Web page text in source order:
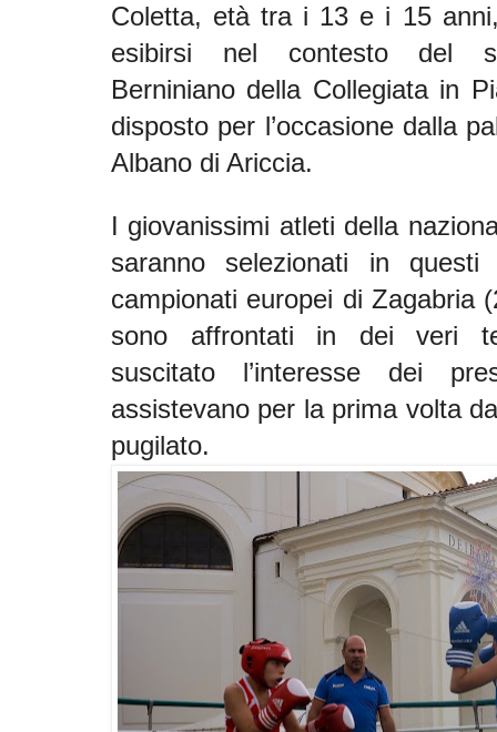
Coletta, età tra i 13 e i 15
esibirsi nel contesto del
Berniniano della Collegiata in
disposto per l’occasione dalla
Albano di Ariccia.
I giovanissimi atleti della
saranno selezionati in
campionati europei di Zagabria
sono affrontati in dei veri
suscitato l’interesse dei
assistevano per la prima volta
pugilato.